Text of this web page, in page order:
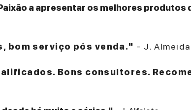
a apresentar os melhores produtos
bom serviço pós venda." - J. Almeida
Bons consultores.